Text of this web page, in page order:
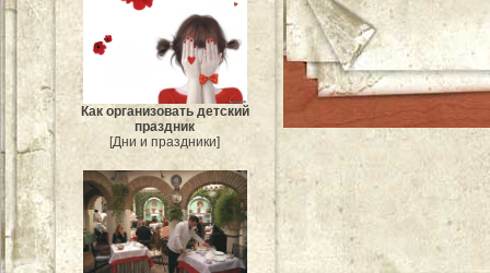
Как организовать детский
праздник
[Дни и праздники]